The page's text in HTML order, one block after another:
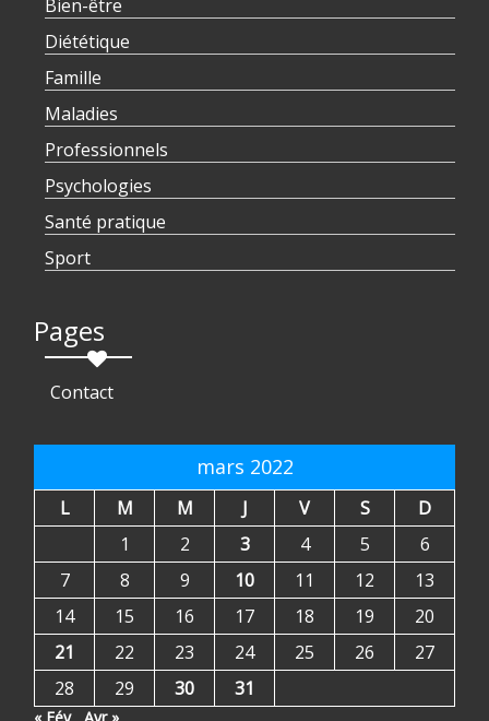
Bien-être
Diététique
Famille
Maladies
Professionnels
Psychologies
Santé pratique
Sport
Pages
Contact
mars 2022
L M M J V S
D
1
2 3 4 5
6
7
8 9 10 11 12
13
14
15 16 17 18 19
20
21
22 23 24 25 26
27
28
29 30 31